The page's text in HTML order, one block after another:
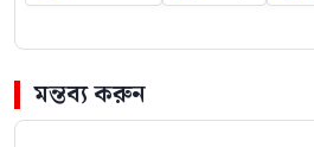
মন্তব্য করুন